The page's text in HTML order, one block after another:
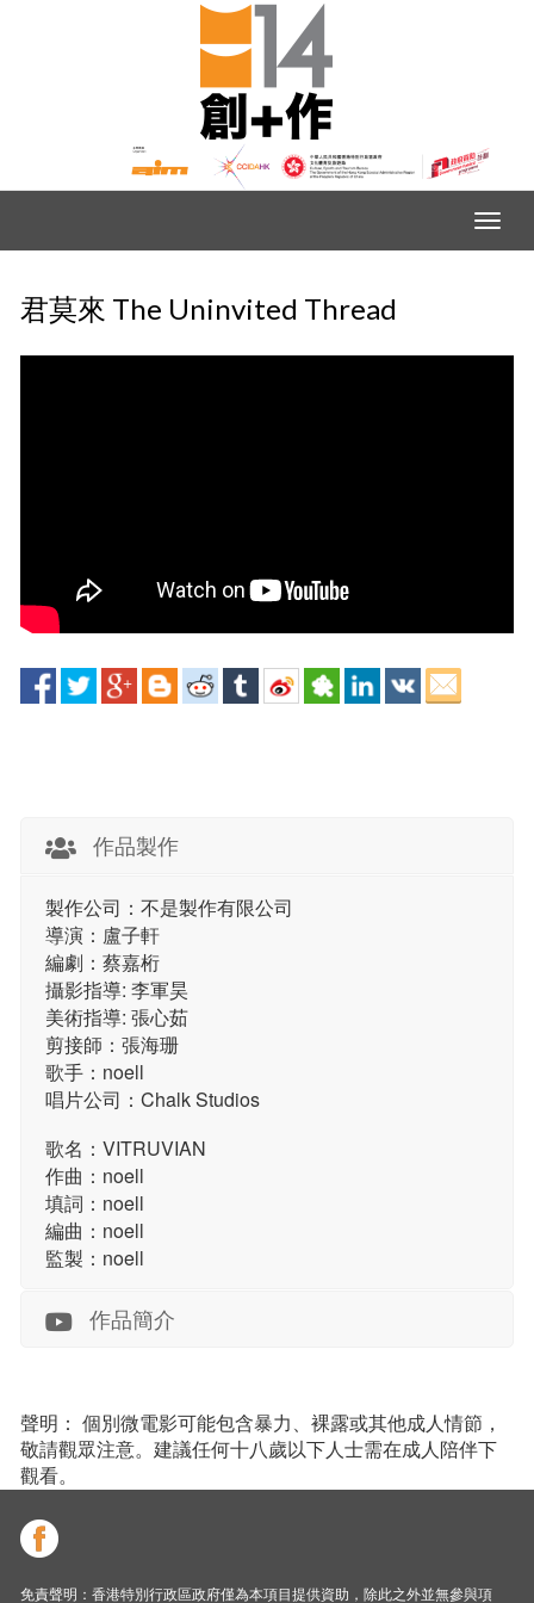
君莫來 The Uninvited Thread
作品製作
製作公司：不是製作有限公司
導演：盧子軒
編劇：蔡嘉桁
攝影指導: 李軍昊
美術指導: 張心茹
剪接師：張海珊
歌手：noell
唱片公司：Chalk Studios
歌名：VITRUVIAN
作曲：noell
填詞：noell
編曲：noell
監製：noell
作品簡介
聲明： 個別微電影可能包含暴力、裸露或其他成人情節，
敬請觀眾注意。建議任何十八歲以下人士需在成人陪伴下
觀看。
免責聲明：香港特別行政區政府僅為本項目提供資助，除此之外並無參與項